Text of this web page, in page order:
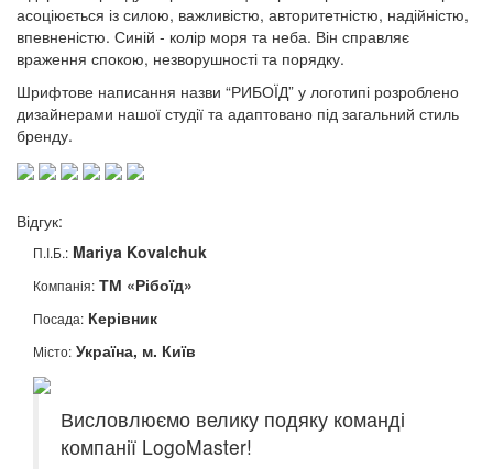
асоціюється із силою, важливістю, авторитетністю, надійністю,
впевненістю. Синій - колір моря та неба. Він справляє
враження спокою, незворушності та порядку.
Шрифтове написання назви “РИБОЇД” у логотипі розроблено
дизайнерами нашої студії та адаптовано під загальний стиль
бренду.
Відгук:
П.І.Б.: Mariya Kovalchuk
Компанія: ТМ «Рібоїд»
Посада: Керівник
Місто: Україна, м. Київ
Висловлюємо велику подяку команді
компанії LogoMaster!